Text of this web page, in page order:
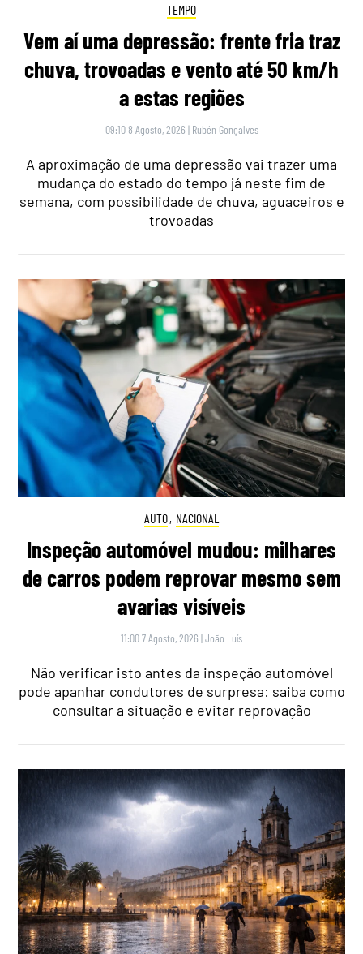
TEMPO
Vem aí uma depressão: frente fria traz
chuva, trovoadas e vento até 50 km/h
a estas regiões
09:10 8 Agosto, 2026 | Rubén Gonçalves
A aproximação de uma depressão vai trazer uma
mudança do estado do tempo já neste fim de
semana, com possibilidade de chuva, aguaceiros e
trovoadas
AUTO, NACIONAL
Inspeção automóvel mudou: milhares
de carros podem reprovar mesmo sem
avarias visíveis
11:00 7 Agosto, 2026 |João Luís
Não verificar isto antes da inspeção automóvel
pode apanhar condutores de surpresa: saiba como
consultar a situação e evitar reprovação